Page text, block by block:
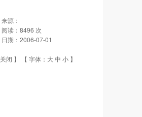
来源：
阅读： 8496 次
日期： 2006-07-01
关闭 】 【 字体： 大中 小 】